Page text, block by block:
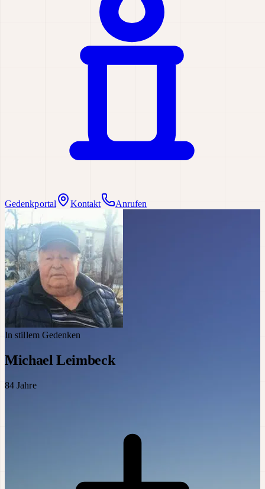
Gedenkportal Kontakt Anrufen
In stillem Gedenken
Michael Leimbeck
84 Jahre